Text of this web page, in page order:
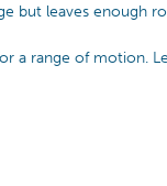
but leaves enough
a range of motion.